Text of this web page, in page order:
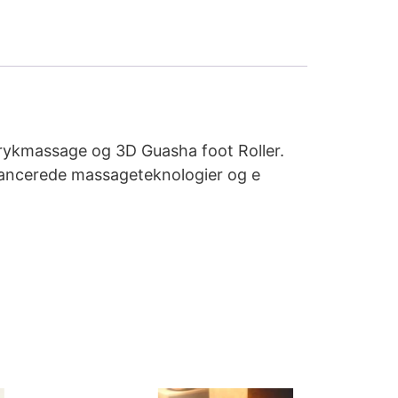
og 3D Guasha foot Roller.
massageteknologier og e